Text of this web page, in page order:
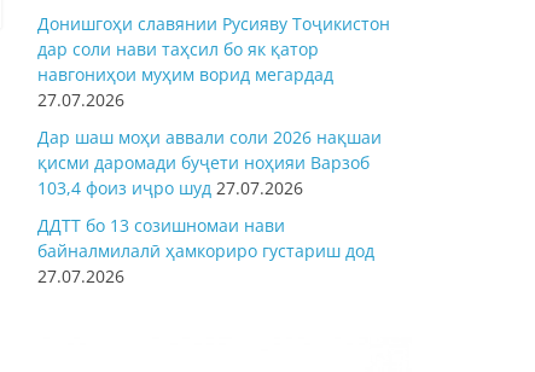
Донишгоҳи славянии Русияву Тоҷикистон
дар соли нави таҳсил бо як қатор
навгониҳои муҳим ворид мегардад
27.07.2026
Дар шаш моҳи аввали соли 2026 нақшаи
қисми даромади буҷети ноҳияи Варзоб
103,4 фоиз иҷро шуд 27.07.2026
ДДТТ бо 13 созишномаи нави
байналмилалӣ ҳамкориро густариш дод
27.07.2026